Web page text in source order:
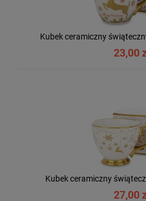
Kubek ceramiczny
23,00
Kubek ceramiczny
27,00